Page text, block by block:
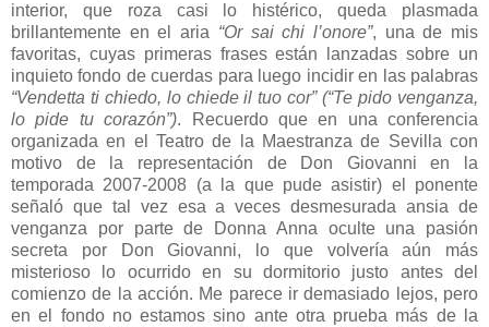
interior, que roza casi lo histérico, queda plasmada
brillantemente en el aria “Or sai chi l’onore”, una de mis
favoritas, cuyas primeras frases están lanzadas sobre un
inquieto fondo de cuerdas para luego incidir en las palabras
“Vendetta ti chiedo, lo chiede il tuo cor” (“Te pido venganza,
lo pide tu corazón”). Recuerdo que en una conferencia
organizada en el Teatro de la Maestranza de Sevilla con
motivo de la representación de Don Giovanni en la
temporada 2007-2008 (a la que pude asistir) el ponente
señaló que tal vez esa a veces desmesurada ansia de
venganza por parte de Donna Anna oculte una pasión
secreta por Don Giovanni, lo que volvería aún más
misterioso lo ocurrido en su dormitorio justo antes del
comienzo de la acción. Me parece ir demasiado lejos, pero
en el fondo no estamos sino ante otra prueba más de la